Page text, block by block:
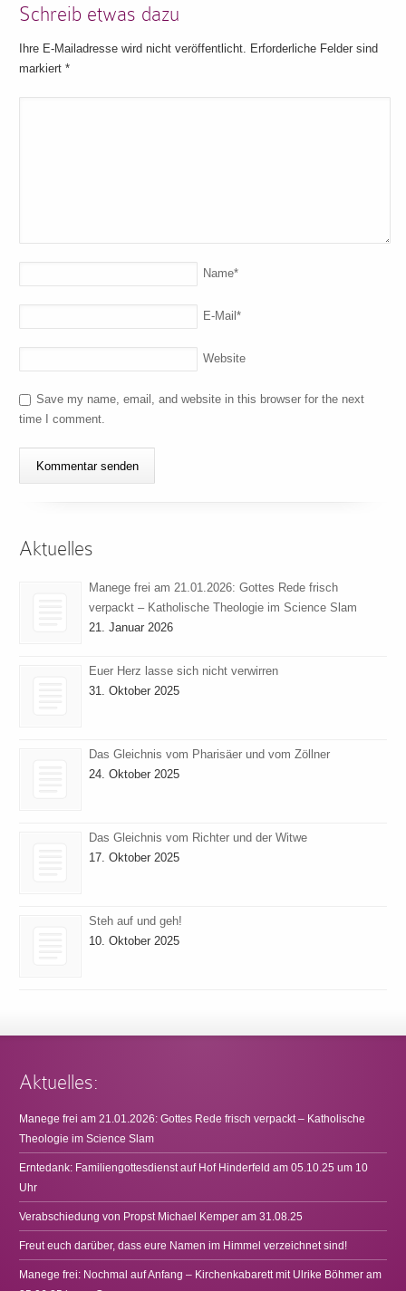
Schreib etwas dazu
Ihre E-Mailadresse wird nicht veröffentlicht. Erforderliche Felder sind
markiert*
Name*
E-Mail*
Website
Save my name, email, and website in this browser for the next
time I comment.
Aktuelles
Manege frei am 21.01.2026: Gottes Rede frisch
verpackt – Katholische Theologie im Science Slam
21. Januar 2026
Euer Herz lasse sich nicht verwirren
31. Oktober 2025
Das Gleichnis vom Pharisäer und vom Zöllner
24. Oktober 2025
Das Gleichnis vom Richter und der Witwe
17. Oktober 2025
Steh auf und geh!
10. Oktober 2025
Aktuelles:
Manege frei am 21.01.2026: Gottes Rede frisch verpackt – Katholische
Theologie im Science Slam
Erntedank: Familiengottesdienst auf Hof Hinderfeld am 05.10.25 um 10
Uhr
Verabschiedung von Propst Michael Kemper am 31.08.25
Freut euch darüber, dass eure Namen im Himmel verzeichnet sind!
Manege frei: Nochmal auf Anfang – Kirchenkabarett mit Ulrike Böhmer am